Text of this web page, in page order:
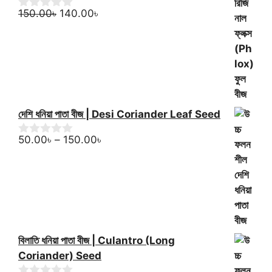
o
500.00৳.
0
150.00৳ Original
140.00৳
দেশি ধনিয়া পাতা বীজ | Desi Coriander Leaf Seed
0
50.00৳ – 150.00৳
বিলাতি ধনিয়া পাতা বীজ | Culantro (Long
Coriander) Seed